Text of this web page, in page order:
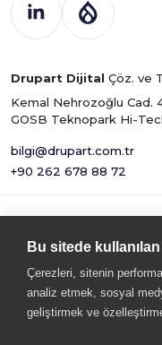
Drupart Dijital Çöz. ve
Kemal Nehrozoğlu Cad.
GOSB Teknopark Hi-
bilgi@drupart.com.tr
+90 262 678 88 72
© 2025 Drupart
Ltd. Şti
Bu sitede
Çerezleri, sitenin
analiz etmek, sosyal
geliştirmek ve